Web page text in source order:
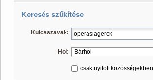
Keresés szűkítése
Kulcsszavak:
Hol:
csak nyitott közösségekben